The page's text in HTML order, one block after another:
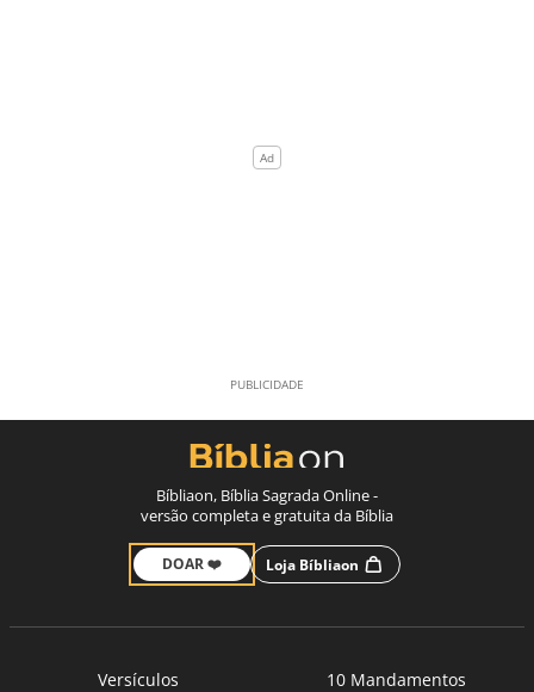
Bíbliaon, Bíblia Sagrada Online -
versão completa e gratuita da Bíblia
DOAR ❤️ Loja Bíbliaon
Versículos
10 Mandamentos